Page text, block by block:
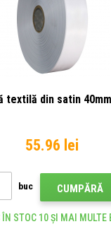
textilă din satin
55.96 lei
buc CUMPĂRĂ
ÎN STOC 10 ȘI MAI MULTE